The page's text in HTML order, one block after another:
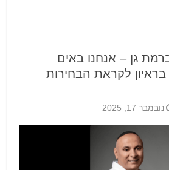
גן – אנחנו באים
לקראת הבחירות
נובמבר 17, 2025